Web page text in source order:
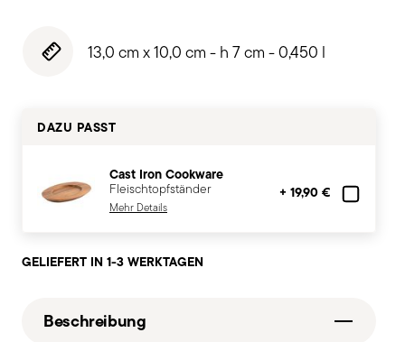
13,0 cm x 10,0 cm - h 7 cm - 0,450 l
DAZU PASST
Cast Iron Cookware
Fleischtopfständer
Mehr Details
+ 19,90 €
GELIEFERT IN 1-3 WERKTAGEN
Beschreibung